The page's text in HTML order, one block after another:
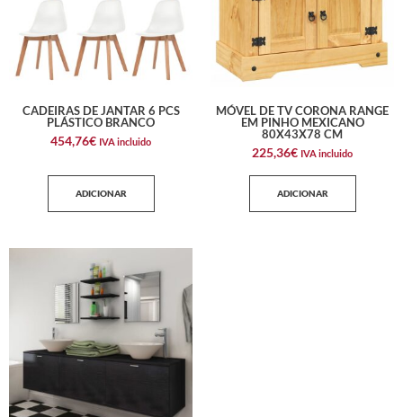
CADEIRAS DE JANTAR 6 PCS
PLÁSTICO BRANCO
454,76€ IVA incluido
ADICIONAR
MÓVEL DE TV CORONA RANGE
EM PINHO MEXICANO
80X43X78 CM
225,36€ IVA incluido
ADICIONAR